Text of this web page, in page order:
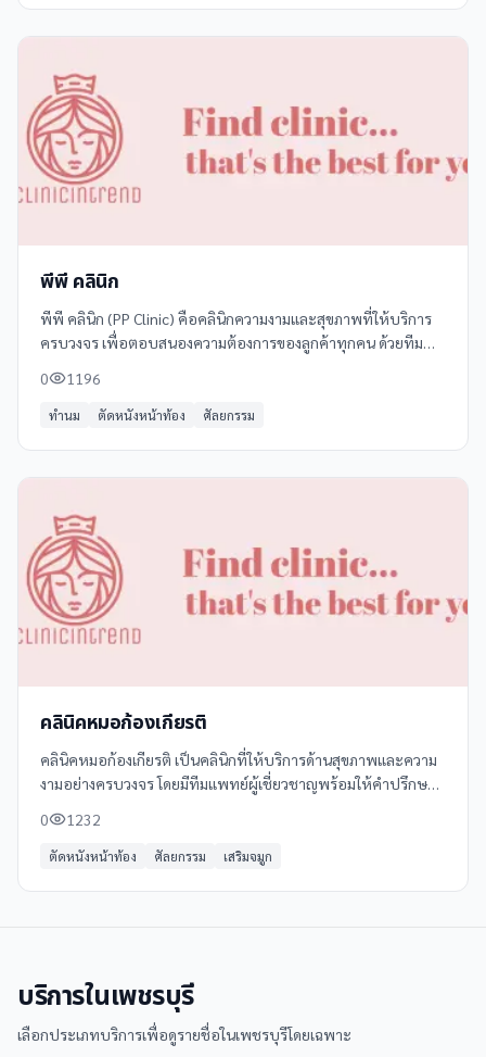
พีพี คลินิก
พีพี คลินิก (PP Clinic) คือคลินิกความงามและสุขภาพที่ให้บริการ
ครบวงจร เพื่อตอบสนองความต้องการของลูกค้าทุกคน ด้วยทีม
0 1196
ทำนม ตัดหนังหน้าท้อง ศัลยกรรม
คลินิคหมอก้องเกียรติ
คลินิคหมอก้องเกียรติ เป็นคลินิกที่ให้บริการด้านสุขภาพและความ
งามอย่างครบวงจร โดยมีทีมแพทย์ผู้เชี่ยวชาญพร้อมให้คำปรึกษา
ที่สูง
0 1232
ตัดหนังหน้าท้อง ศัลยกรรม เสริมจมูก
บริการในเพชรบุรี
เลือกประเภทบริการเพื่อดูรายชื่อในเพชรบุรีโดยเฉพาะ